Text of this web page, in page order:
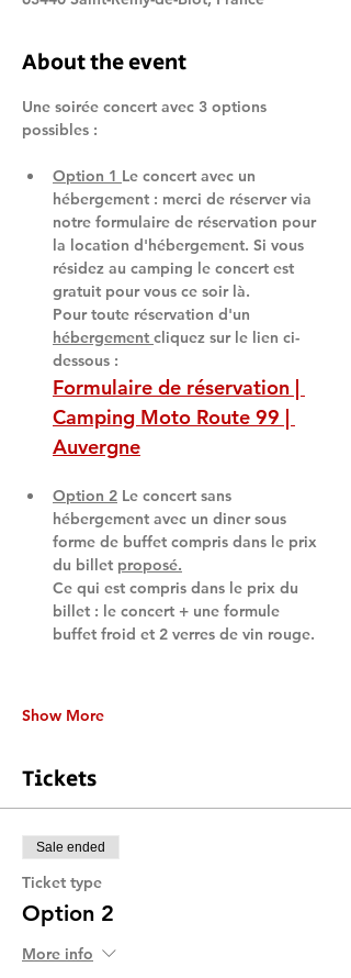
About the event
Une soirée concert avec 3 options
possibles :
Option 1 Le concert avec un
hébergement : merci de réserver via
notre formulaire de réservation pour
la location d'hébergement. Si vous
résidez au camping le concert est
gratuit pour vous ce soir là.
Pour toute réservation d'un
hébergement cliquez sur le lien ci-
dessous :
Formulaire de réservation |
Camping Moto Route 99 |
Auvergne
Option 2 Le concert sans
hébergement avec un diner sous
forme de buffet compris dans le prix
du billet proposé.
Ce qui est compris dans le prix du
billet : le concert + une formule
buffet froid et 2 verres de vin rouge.
Show More
Tickets
Sale ended
Ticket type
Option 2
More info